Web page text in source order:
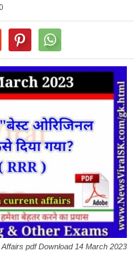
0
pdf Download 14 March 2023